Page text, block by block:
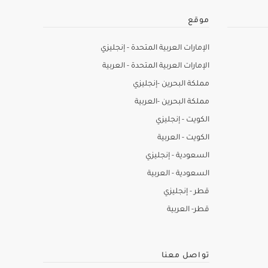
موقع
الإمارات العربية المتحدة - إنجليزي
الإمارات العربية المتحدة - العربية
مملكة البحرين -إنجليزي
مملكة البحرين -العربية
الكويت - إنجليزي
الكويت - العربية
السعودية - إنجليزي
السعودية - العربية
قطر - إنجليزي
قطر- العربية
تواصل معنا